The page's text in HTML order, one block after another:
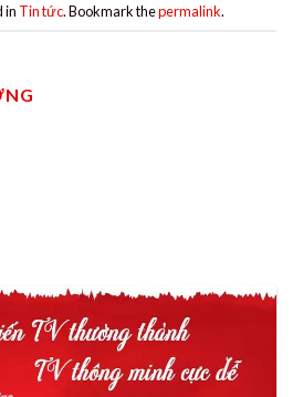
in Tin tức. Bookmark thepermalink.